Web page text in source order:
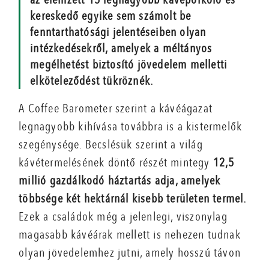
kereskedő egyike sem számolt be
fenntarthatósági jelentéseiben olyan
intézkedésekről, amelyek a méltányos
megélhetést biztosító jövedelem melletti
elköteleződést tükröznék.
A Coffee Barometer szerint a kávéágazat
legnagyobb kihívása továbbra is a kistermelők
szegénysége. Becslésük szerint a világ
kávétermelésének döntő részét mintegy 12,5
millió gazdálkodó háztartás adja, amelyek
többsége két hektárnál kisebb területen termel.
Ezek a családok még a jelenlegi, viszonylag
magasabb kávéárak mellett is nehezen tudnak
olyan jövedelemhez jutni, amely hosszú távon